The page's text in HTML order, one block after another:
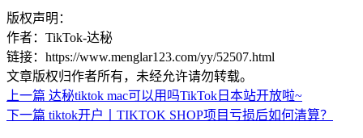
版权声明：
作者：TikTok-达秘
链接：https://www.menglar123.com/yy/52507.html
文章版权归作者所有，未经允许请勿转载。
上一篇 达秘tiktok mac可以用吗TikTok日本站开放啦~
下一篇 tiktok开户丨TIKTOK SHOP项目亏损后如何清算？